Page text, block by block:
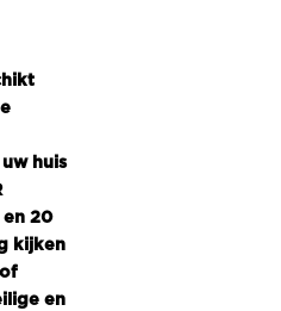
huis
en 20
kijken
en